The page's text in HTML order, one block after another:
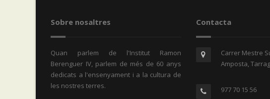
Sobre nosaltres
Quan parlem de l'Institut Ramon
Berenguer IV, parlem de més de 60 anys
dedicats a l'ensenyament i a la cultura de
les nostres terres.
Contacta
Carrer Mestre
Amposta,
977 70 15 56